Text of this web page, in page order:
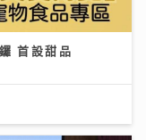
首設甜品